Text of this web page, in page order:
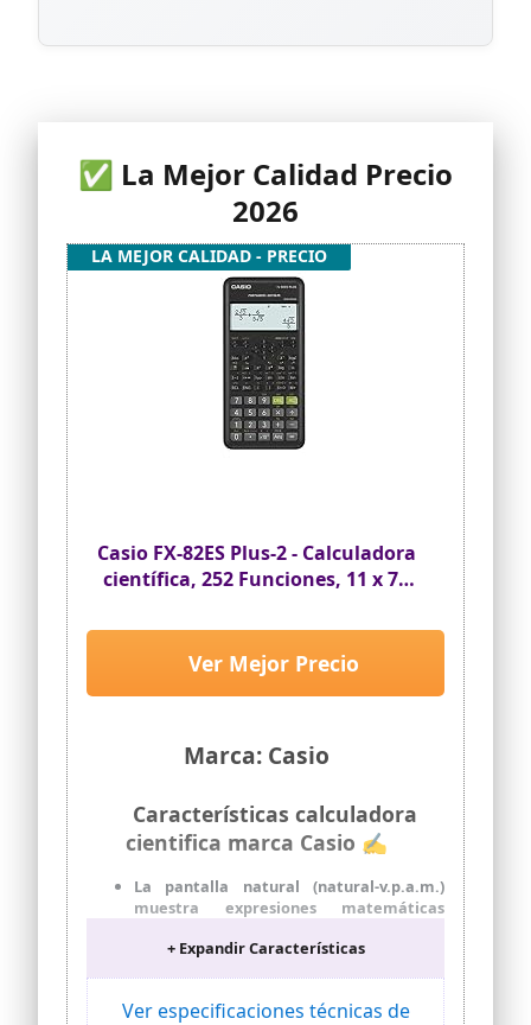
✅ La Mejor Calidad Precio
2026
Casio FX-82ES Plus-2 - Calculadora
científica, 252 Funciones, 11 x 77
Marca: Casio
Ver Mejor Precio
LA MEJOR CALIDAD - PRECIO
Características calculadora
cientifica marca Casio ✍
La pantalla natural (natural-v.p.a.m.)
muestra expresiones matemáticas
aparecen en su libro de texto, y esto
+ Expandir Características
Ver especificaciones técnicas de